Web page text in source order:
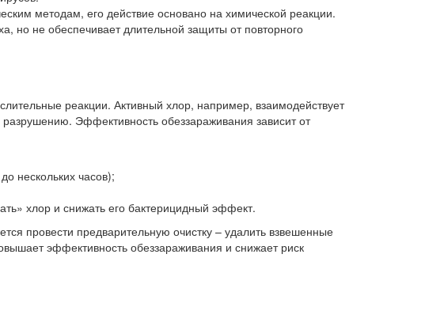
методам, его действие основано на химической реакции.
но не обеспечивает длительной защиты от повторного
реакции. Активный хлор, например, взаимодействует
Эффективность обеззараживания зависит от
нескольких часов);
хлор и снижать его бактерицидный эффект.
провести предварительную очистку – удалить взвешенные
эффективность обеззараживания и снижает риск